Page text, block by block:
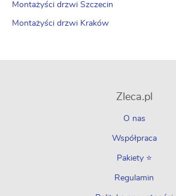
Montażyści drzwi Szczecin
Montażyści drzwi Kraków
Zleca.pl
O nas
Współpraca
Pakiety ⭐
Regulamin